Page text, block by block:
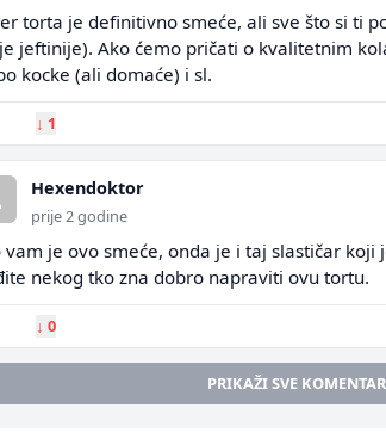
torta je definitivno smeće, ali sve što si ti
jeftinije). Ako ćemo pričati o kvalitetnim
kocke (ali domaće) i sl.
↓ 1
Hexendoktor
prije 2 godine
vam je ovo smeće, onda je i taj slastičar
nekog tko zna dobro napraviti ovu tortu.
↓ 0
PRIKAŽI SVE